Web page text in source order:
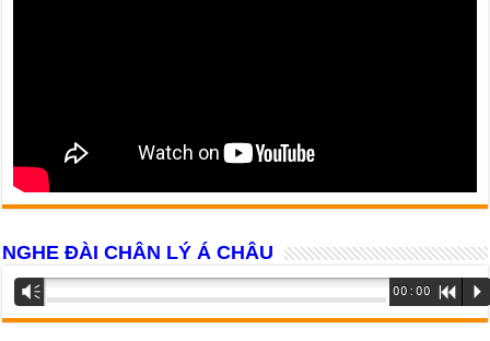
NGHE ĐÀI CHÂN LÝ Á CHÂU
Trình
phát
âm
Vm 00:00 R P